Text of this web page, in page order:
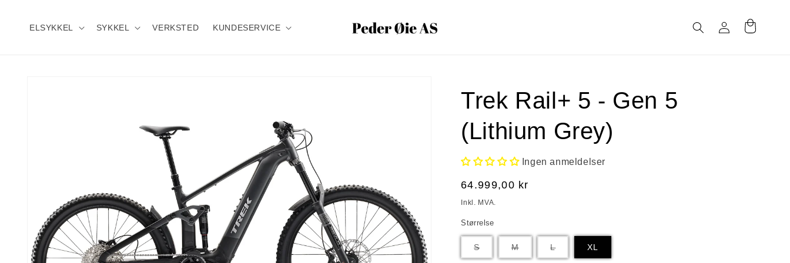
innholdet
ELSYKKEL SYKKEL VERKSTED KUNDESERVICE
inn
Handlekurv
Trek Rail+ 5 - Gen 5
(Lithium Grey)
Ingen anmeldelser
Vanlig
pris
64.999,00 kr
Inkl. MVA.
Størrelse
SVarianten
MVarianten
LVarianten
XL